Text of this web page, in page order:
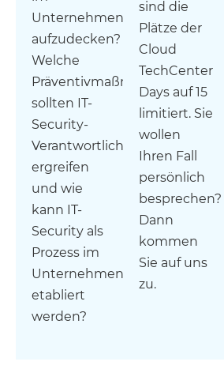
Unternehmen
aufzudecken?
Welche
Präventivmaßnahmen
sollten IT-
Security-
Verantwortliche
ergreifen
und wie
kann IT-
Security als
Prozess im
Unternehmen
etabliert
werden?
sind die
Plätze der
Cloud
TechCenter
Days auf 15
limitiert. Sie
wollen
Ihren Fall
persönlich
besprechen?
Dann
kommen
Sie auf uns
zu.